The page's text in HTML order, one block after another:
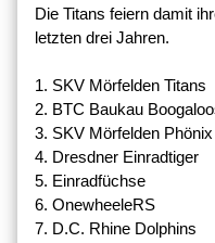
Die Titans feiern damit
letzten drei Jahren.
1. SKV Mörfelden Titans
2. BTC Baukau
3. SKV Mörfelden Phönix
4. Dresdner Einradtiger
5. Einradfüchse
6. OnewheeleRS
7. D.C. Rhine Dolphins